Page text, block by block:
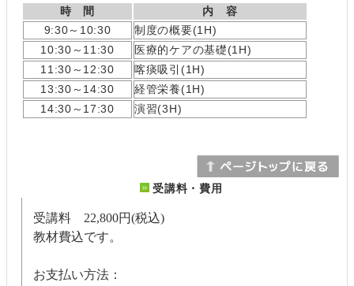
時 間
内 容
9:30～10:30
制度の概要(1H)
10:30～11:30
医療的ケアの基礎(1H)
11:30～12:30
喀痰吸引(1H)
13:30～14:30
経管栄養(1H)
14:30～17:30
演習(3H)
受講料・費用
受講料 22,800円(税込)
教材費込です。
お支払い方法：